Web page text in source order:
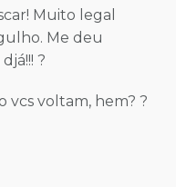
Muito legal
Me deu
?
vcs voltam, hem? ?